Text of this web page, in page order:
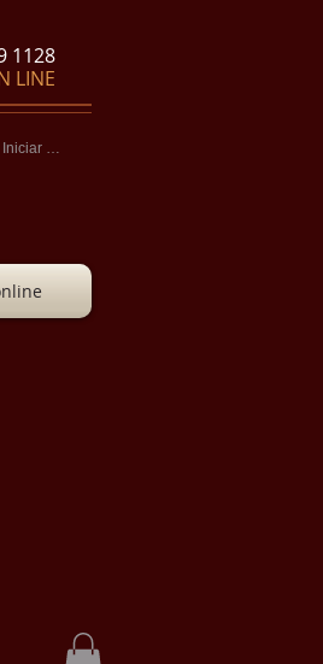
1128
LINE
Iniciar sesión